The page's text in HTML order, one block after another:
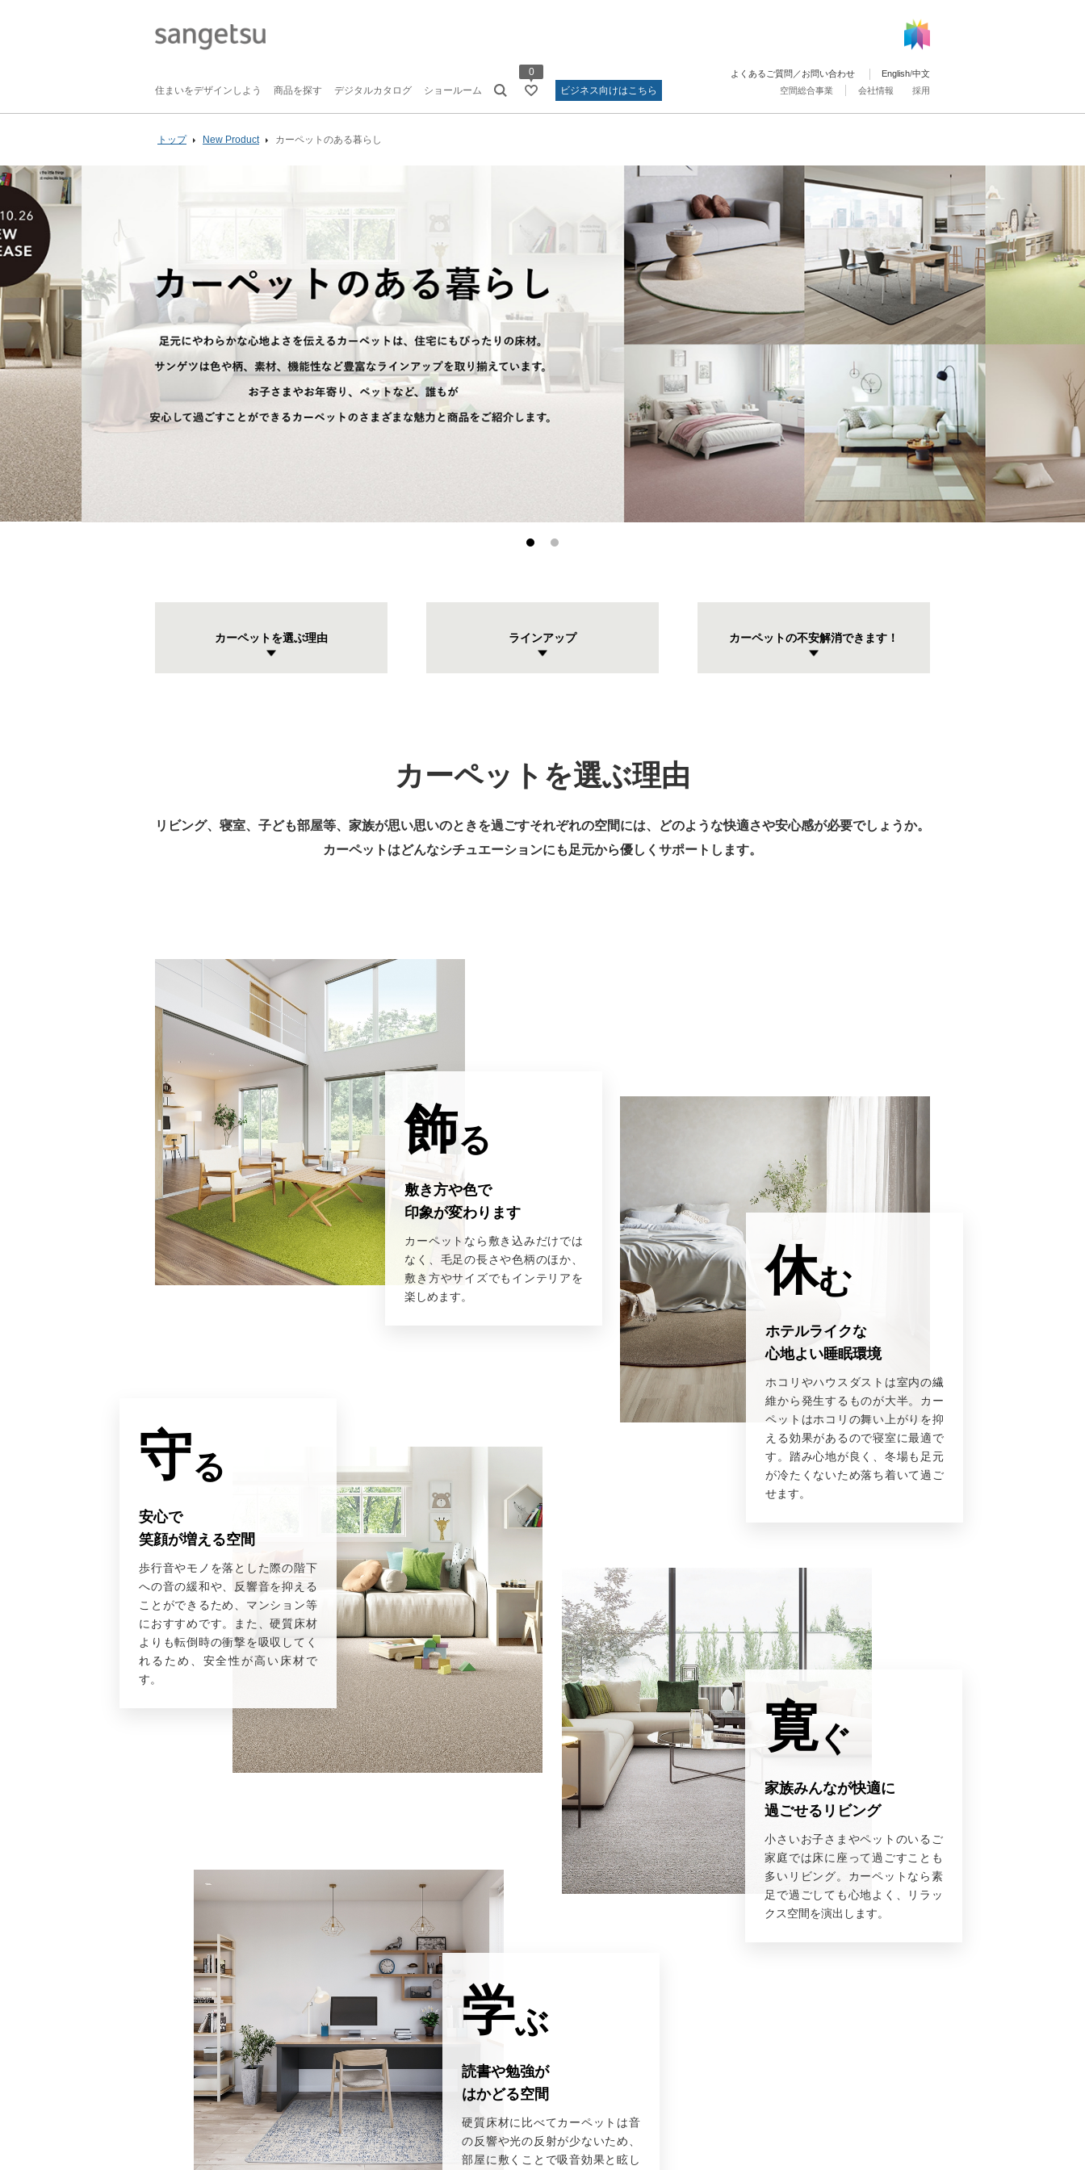
住まいをデザインしよう 商品を探す デジタルカタログ ショールーム
0
ビジネス向けはこちら
空間総合事業 会社情報 採用
よくあるご質問／お問い合わせ English/中文
トップ New Product カーペットのある暮らし
カーペットを選ぶ理由 ラインアップ カーペットの不安解消できます！
カーペットを選ぶ理由
リビング、寝室、子ども部屋等、 家族が思い思いのときを過ごすそれぞれの空間には、
どのような快適さや安心感が必要でしょうか。
カーペットはどんなシチュエーションにも 足元から優しくサポートします。
飾る
敷き方や色で
印象が変わります
カーペットなら敷き込みだけでは
なく、毛足の長さや色柄のほか、
敷き方やサイズでもインテリアを
楽しめます。
休む
ホテルライクな
心地よい睡眠環境
ホコリやハウスダストは室内の繊
維から発生するものが大半。カー
ペットはホコリの舞い上がりを抑
える効果があるので寝室に最適で
す。踏み心地が良く、冬場も足元
が冷たくないため落ち着いて過ご
せます。
守る
安心で
笑顔が増える空間
歩行音やモノを落とした際の階下
への音の緩和や、反響音を抑える
ことができるため、マンション等
におすすめです。また、硬質床材
よりも転倒時の衝撃を吸収してく
れるため、安全性が高い床材で
す。
寛ぐ
家族みんなが快適に
過ごせるリビング
小さいお子さまやペットのいるご
家庭では床に座って過ごすことも
多いリビング。カーペットなら素
足で過ごしても心地よく、リラッ
クス空間を演出します。
学ぶ
読書や勉強が
はかどる空間
硬質床材に比べてカーペットは音
の反響や光の反射が少ないため、
部屋に敷くことで吸音効果と眩し